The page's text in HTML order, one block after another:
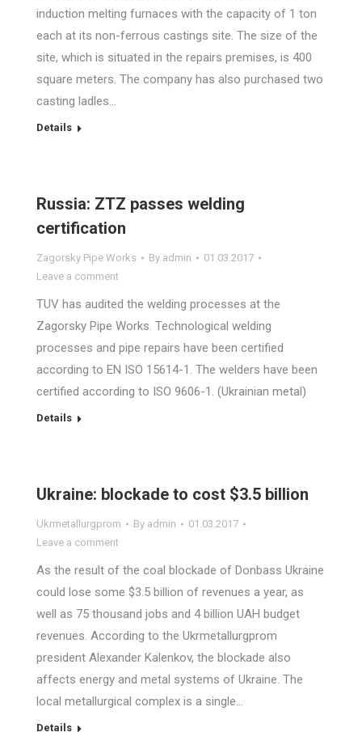
induction melting furnaces with the capacity of 1 ton
each at its non-ferrous castings site. The size of the
site, which is situated in the repairs premises, is 400
square meters. The company has also purchased two
casting ladles…
Details
Russia: ZTZ passes welding
certification
Zagorsky Pipe Works By admin
01.03.2017
Leave a comment
TUV has audited the welding processes at the
Zagorsky Pipe Works. Technological welding
processes and pipe repairs have been certified
according to EN ISO 15614-1. The welders have been
certified according to ISO 9606-1. (Ukrainian metal)
Details
Ukraine: blockade to cost $3.5 billion
Ukrmetallurgprom By admin
01.03.2017
Leave a comment
As the result of the coal blockade of Donbass Ukraine
could lose some $3.5 billion of revenues a year, as
well as 75 thousand jobs and 4 billion UAH budget
revenues. According to the Ukrmetallurgprom
president Alexander Kalenkov, the blockade also
affects energy and metal systems of Ukraine. The
local metallurgical complex is a single…
Details